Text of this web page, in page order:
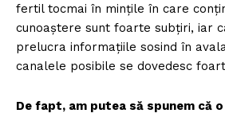
fertil tocmai în mințile în care
cunoaștere sunt foarte subțiri, iar
prelucra informațiile sosind în
canalele posibile se dovedesc
De fapt, am putea să spunem că